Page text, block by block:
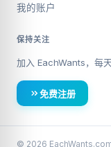
我的账户
保持关注
加入 EachWants，每
免费注册
© 2026